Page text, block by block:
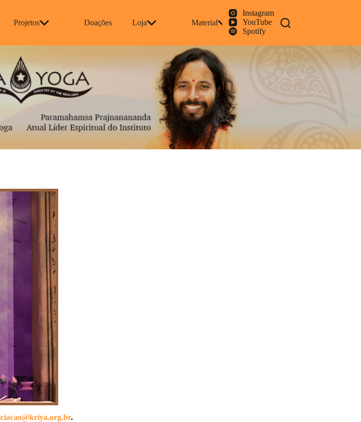
Projetos Doações Loja Material Eventos
Instagram
YouTube
Spotify
.